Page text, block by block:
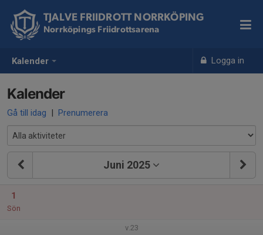
Kalender Logga in
TJALVE FRIIDROTT NORRKÖPING
Norrköpings Friidrottsarena
Kalender
Gå till idag | Prenumerera
Juni 2025
1
Sön
v.23